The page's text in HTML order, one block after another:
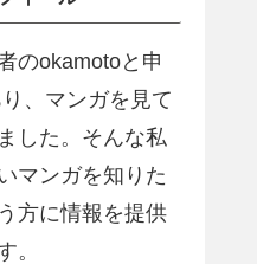
のokamotoと申
、マンガを見て
した。そんな私
マンガを知りた
方に情報を提供
。